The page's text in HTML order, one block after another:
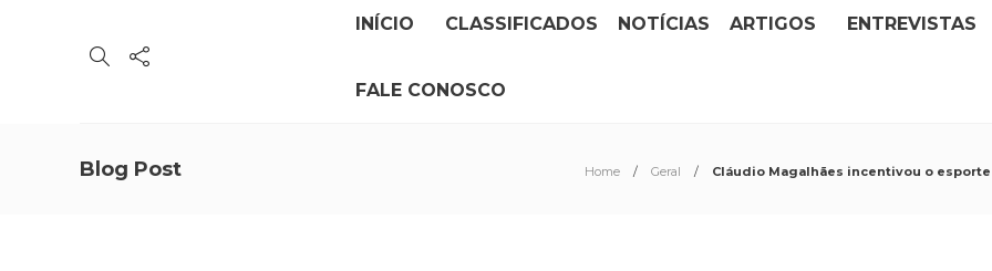
INÍCIO CLASSIFICADOS NOTÍCIAS ARTIGOS ENTREVISTAS
FALE CONOSCO
Blog Post Home Geral Cláudio Magalhães incentivou o